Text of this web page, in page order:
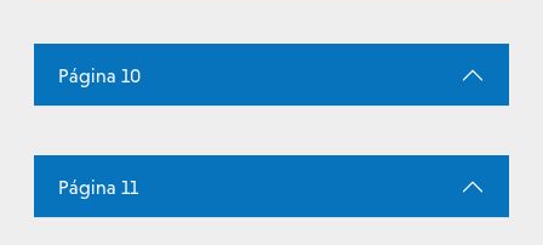
Página 10
Página 11